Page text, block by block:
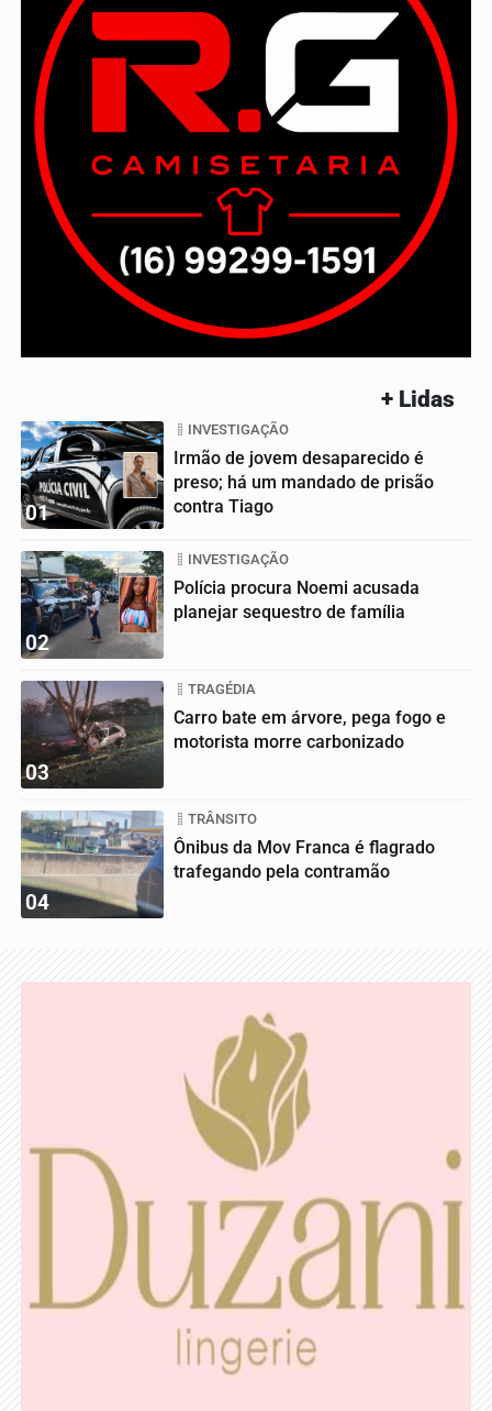
+ Lidas
01
INVESTIGAÇÃO
Irmão de jovem desaparecido é
preso; há um mandado de prisão
contra Tiago
02
INVESTIGAÇÃO
Polícia procura Noemi acusada
planejar sequestro de família
03
TRAGÉDIA
Carro bate em árvore, pega fogo e
motorista morre carbonizado
04
TRÂNSITO
Ônibus da Mov Franca é flagrado
trafegando pela contramão